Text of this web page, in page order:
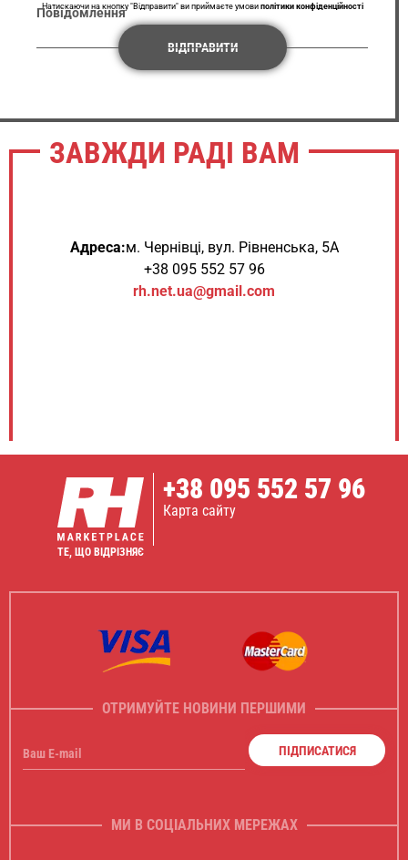
Повідомлення
Натискаючи на кнопку "Відправити" ви приймаєте умови політики конфіденційності
ВІДПРАВИТИ
ЗАВЖДИ РАДІ ВАМ
Адреса:м. Чернівці, вул. Рівненська, 5А
+38 095 552 57 96
rh.net.ua@gmail.com
ТЕ, ЩО ВІДРІЗНЯЄ
+38 095 552 57 96
Карта сайту
ОТРИМУЙТЕ НОВИНИ ПЕРШИМИ
Ваш E-mail ПІДПИСАТИСЯ
МИ В СОЦІАЛЬНИХ МЕРЕЖАХ